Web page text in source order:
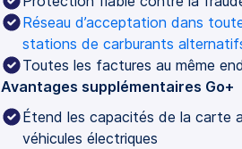
Réseau d’acceptation dans
stations de carburants
Toutes les factures au même
Avantages supplémentaires Go+
Étend les capacités de la carte
véhicules électriques